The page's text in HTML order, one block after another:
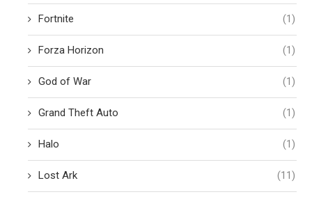
Fortnite (1)
Forza Horizon (1)
God of War (1)
Grand Theft Auto (1)
Halo (1)
Lost Ark (11)